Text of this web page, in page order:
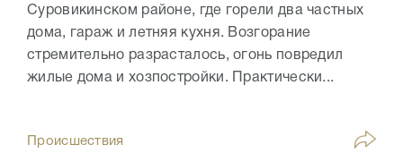
Суровикинском районе, где горели два частных
дома, гараж и летняя кухня. Возгорание
стремительно разрасталось, огонь повредил
жилые дома и хозпостройки. Практически...
Происшествия